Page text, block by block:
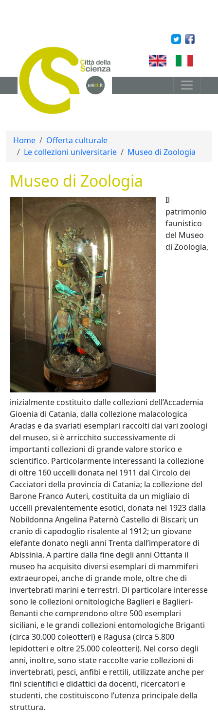
Briciole di pane
Home
Offerta culturale
Le collezioni universitarie
Museo di Zoologia
Museo di Zoologia
Il
patrimonio
faunistico
del Museo
di Zoologia,
inizialmente costituito dalle collezioni dell’Accademia
Gioenia di Catania, dalla collezione malacologica
Aradas e da svariati esemplari raccolti dai vari zoologi
del museo, si è arricchito successivamente di
importanti collezioni di grande valore storico e
scientifico. Particolarmente interessanti la collezione
di oltre 160 uccelli donata nel 1911 dal Circolo dei
Cacciatori della provincia di Catania; la collezione del
Barone Franco Auteri, costituita da un migliaio di
uccelli prevalentemente esotici, donata nel 1923 dalla
Nobildonna Angelina Paternò Castello di Biscari; un
cranio di capodoglio risalente al 1912; un giovane
elefante donato negli anni Trenta dall’imperatore di
Abissinia. A partire dalla fine degli anni Ottanta il
museo ha acquisito diversi esemplari di mammiferi
extraeuropei, anche di grande mole, oltre che di
invertebrati marini e terrestri. Di particolare interesse
sono le collezioni ornitologiche Baglieri e Baglieri-
Benanti che comprendono oltre 500 esemplari
siciliani, e le grandi collezioni entomologiche Briganti
(circa 30.000 coleotteri) e Ragusa (circa 5.800
lepidotteri e oltre 25.000 coleotteri). Nel corso degli
anni, inoltre, sono state raccolte varie collezioni di
invertebrati, pesci, anfibi e rettili, utilizzate anche per
fini scientifici e didattici da docenti, ricercatori e
studenti, che costituiscono l’utenza principale della
struttura.